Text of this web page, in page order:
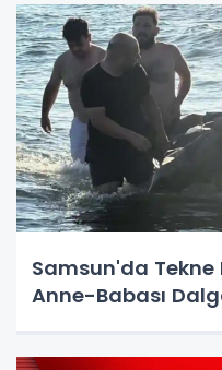
Samsun'da Tekne
Anne-Babası